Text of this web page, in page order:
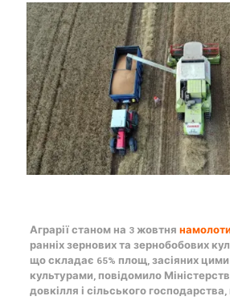
Аграрії станом на 3 жовтня
ранніх зернових та зернобобових
що складає 65% площ, засіяних цими
культурами, повідомило
довкілля і сільського